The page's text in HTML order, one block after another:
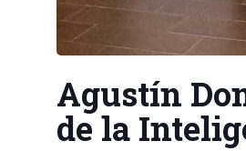
Agustín
de la